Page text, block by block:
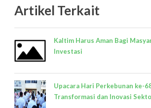
Artikel Terkait
Kaltim Harus Aman Bagi
Investasi
Upacara Hari Perkebunan ke-
Transformasi dan Inovasi